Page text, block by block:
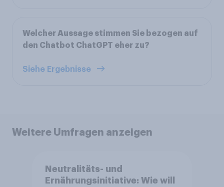
Welcher Aussage stimmen Sie bezogen auf
den Chatbot ChatGPT eher zu?
Siehe Ergebnisse
Weitere Umfragen anzeigen
Neutralitäts- und
Ernährungsinitiative: Wie will